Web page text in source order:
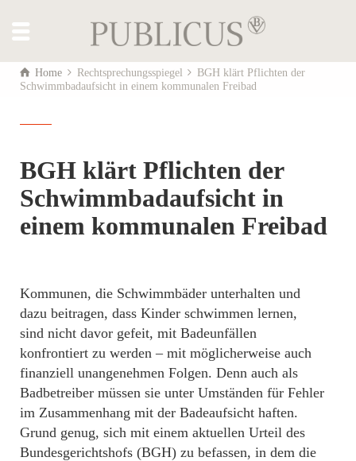
Home Rechtsprechungsspiegel
BGH klärt Pflichten der
Schwimmbadaufsicht in einem kommunalen Freibad
BGH klärt Pflichten der
Schwimmbadaufsicht in
einem kommunalen Freibad
Kommunen, die Schwimmbäder unterhalten und
dazu beitragen, dass Kinder schwimmen lernen,
sind nicht davor gefeit, mit Badeunfällen
konfrontiert zu werden – mit möglicherweise auch
finanziell unangenehmen Folgen. Denn auch als
Badbetreiber müssen sie unter Umständen für Fehler
im Zusammenhang mit der Badeaufsicht haften.
Grund genug, sich mit einem aktuellen Urteil des
Bundesgerichtshofs (BGH) zu befassen, in dem die